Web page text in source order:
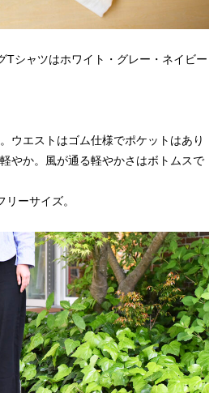
Tシャツはホワイト・グレー・ネイビー
ウエストはゴム仕様でポケットはあり
やか。風が通る軽やかさはボトムスで
ーサイズ。